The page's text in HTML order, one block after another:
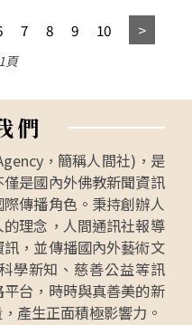
7 8 9 10
頁
們
，簡稱人間社)，是
是國內外佛教新聞資訊
傳播角色。秉持創辦人
理念，人間通訊社報導
，並傳播國內外藝術文
學新知、慈善公益等訊
台，時時與真善美的新
產生正面積極影響力。